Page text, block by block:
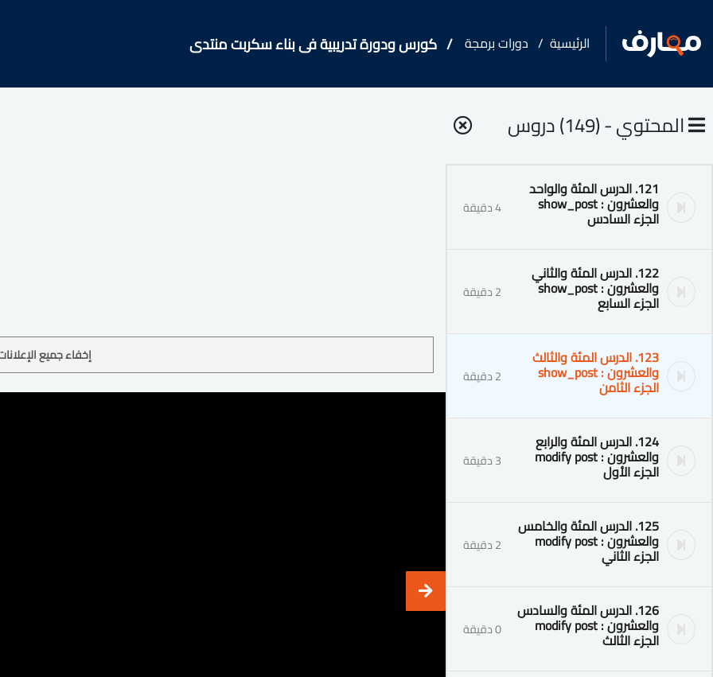
الرئيسية دورات برمجة كورس ودورة تدريبية فى بناء سكربت منتدى
المحتوي - (149) دروس
121. الدرس المئة والواحد
والعشرون : show_post
الجزء السادس 4 دقيقة
122. الدرس المئة والثاني
والعشرون : show_post
الجزء السابع 2 دقيقة
123. الدرس المئة والثالث
والعشرون : show_post
الجزء الثامن 2 دقيقة
124. الدرس المئة والرابع
والعشرون : modify post
الجزء الأول 3 دقيقة
125. الدرس المئة والخامس
والعشرون : modify post
الجزء الثاني 2 دقيقة
126. الدرس المئة والسادس
والعشرون : modify post
الجزء الثالث 0 دقيقة
إخفاء جميع